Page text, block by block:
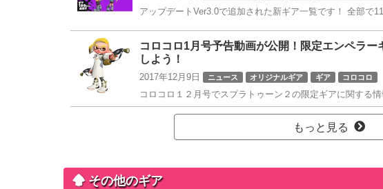
アップデートVer3.0で追加された新ギア一覧です！ 全部で
コロコロ1月号予告動画が公開！限定エンペラ
しよう！
2017年12月9日 ニュース オリジナルギア ギア コロコロ
コロコロ１２月号でスプラトゥーン２の限定ギアに関する情
もっと見る
その他のギア